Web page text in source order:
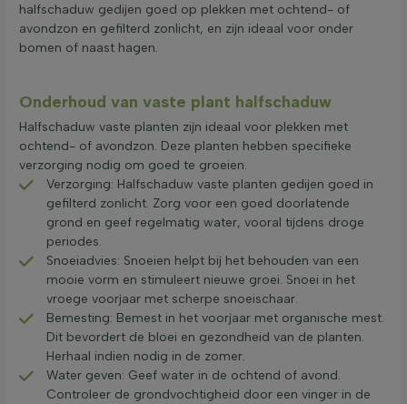
halfschaduw gedijen goed op plekken met ochtend- of
avondzon en gefilterd zonlicht, en zijn ideaal voor onder
bomen of naast hagen.
Onderhoud van vaste plant halfschaduw
Halfschaduw vaste planten zijn ideaal voor plekken met
ochtend- of avondzon. Deze planten hebben specifieke
verzorging nodig om goed te groeien.
Verzorging: Halfschaduw vaste planten gedijen goed in
gefilterd zonlicht. Zorg voor een goed doorlatende
grond en geef regelmatig water, vooral tijdens droge
periodes.
Snoeiadvies: Snoeien helpt bij het behouden van een
mooie vorm en stimuleert nieuwe groei. Snoei in het
vroege voorjaar met scherpe snoeischaar.
Bemesting: Bemest in het voorjaar met organische mest.
Dit bevordert de bloei en gezondheid van de planten.
Herhaal indien nodig in de zomer.
Water geven: Geef water in de ochtend of avond.
Controleer de grondvochtigheid door een vinger in de